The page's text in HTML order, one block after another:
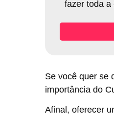
fazer toda a
Se você quer se
importância do
Afinal, oferecer